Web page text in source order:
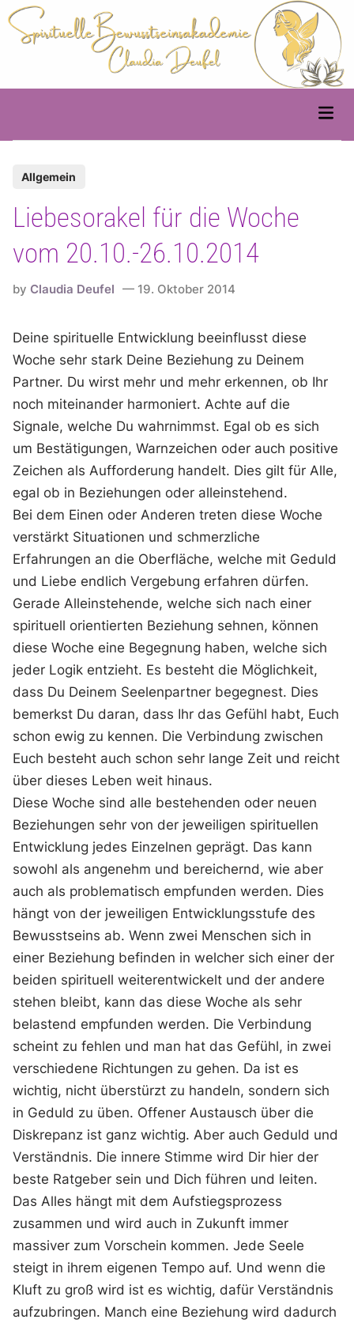
Skip
to
content
Main
e
d
n
Allgemein
Liebesorakel für die Woche
vom 20.10.-26.10.2014
byClaudia Deufel 19. Oktober 2014
Deine spirituelle Entwicklung beeinflusst diese
Woche sehr stark Deine Beziehung zu Deinem
Partner. Du wirst mehr und mehr erkennen, ob Ihr
noch miteinander harmoniert. Achte auf die
Signale, welche Du wahrnimmst. Egal ob es sich
um Bestätigungen, Warnzeichen oder auch positive
Zeichen als Aufforderung handelt. Dies gilt für Alle,
egal ob in Beziehungen oder alleinstehend.
Bei dem Einen oder Anderen treten diese Woche
verstärkt Situationen und schmerzliche
Erfahrungen an die Oberfläche, welche mit Geduld
und Liebe endlich Vergebung erfahren dürfen.
Gerade Alleinstehende, welche sich nach einer
spirituell orientierten Beziehung sehnen, können
diese Woche eine Begegnung haben, welche sich
jeder Logik entzieht. Es besteht die Möglichkeit,
dass Du Deinem Seelenpartner begegnest. Dies
bemerkst Du daran, dass Ihr das Gefühl habt, Euch
schon ewig zu kennen. Die Verbindung zwischen
Euch besteht auch schon sehr lange Zeit und reicht
über dieses Leben weit hinaus.
Diese Woche sind alle bestehenden oder neuen
Beziehungen sehr von der jeweiligen spirituellen
Entwicklung jedes Einzelnen geprägt. Das kann
sowohl als angenehm und bereichernd, wie aber
auch als problematisch empfunden werden. Dies
hängt von der jeweiligen Entwicklungsstufe des
Bewusstseins ab. Wenn zwei Menschen sich in
einer Beziehung befinden in welcher sich einer der
beiden spirituell weiterentwickelt und der andere
stehen bleibt, kann das diese Woche als sehr
belastend empfunden werden. Die Verbindung
scheint zu fehlen und man hat das Gefühl, in zwei
verschiedene Richtungen zu gehen. Da ist es
wichtig, nicht überstürzt zu handeln, sondern sich
in Geduld zu üben. Offener Austausch über die
Diskrepanz ist ganz wichtig. Aber auch Geduld und
Verständnis. Die innere Stimme wird Dir hier der
beste Ratgeber sein und Dich führen und leiten.
Das Alles hängt mit dem Aufstiegsprozess
zusammen und wird auch in Zukunft immer
massiver zum Vorschein kommen. Jede Seele
steigt in ihrem eigenen Tempo auf. Und wenn die
Kluft zu groß wird ist es wichtig, dafür Verständnis
aufzubringen. Manch eine Beziehung wird dadurch